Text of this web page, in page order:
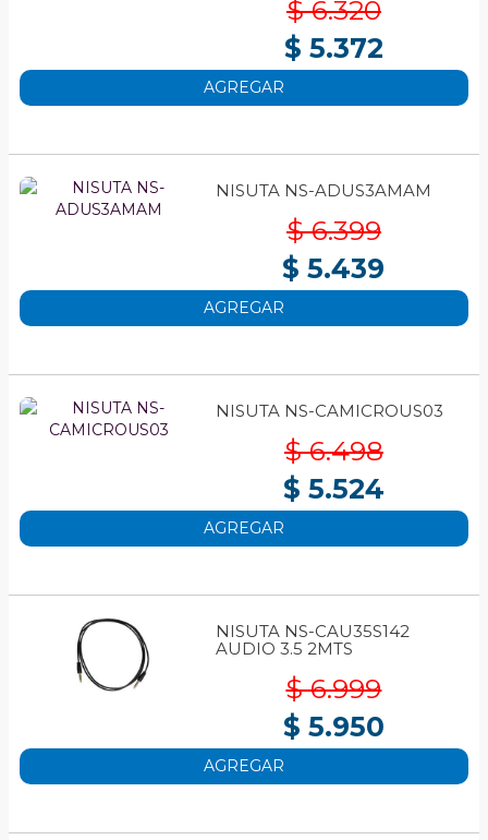
$ 6.320
$ 5.372
AGREGAR
NISUTA NS-ADUS3AMAM
$ 6.399
$ 5.439
AGREGAR
NISUTA NS-CAMICROUS03
$ 6.498
$ 5.524
AGREGAR
NISUTA NS-CAU35S142
AUDIO 3.5 2MTS
$ 6.999
$ 5.950
AGREGAR